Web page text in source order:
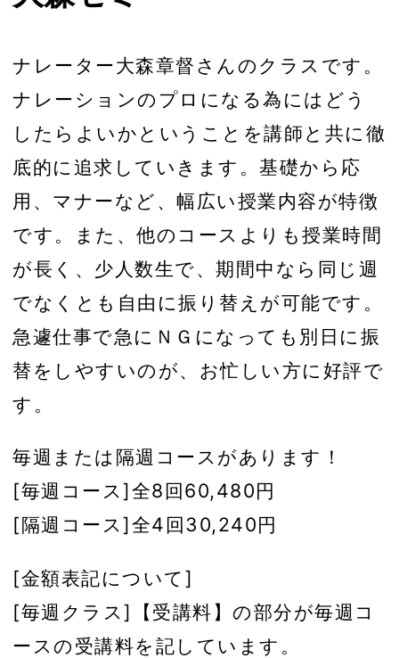
ナレーター大森章督さんのクラスです。
ナレーションのプロになる為にはどう
したらよいかということを講師と共に徹
底的に追求していきます。基礎から応
用、マナーなど、幅広い授業内容が特徴
です。また、他のコースよりも授業時間
が長く、少人数生で、期間中なら同じ週
でなくとも自由に振り替えが可能です。
急遽仕事で急にＮＧになっても別日に振
替をしやすいのが、お忙しい方に好評で
す。
毎週または隔週コースがあります！
[毎週コース]全8回60,480円
[隔週コース]全4回30,240円
[金額表記について]
[毎週クラス]【受講料】の部分が毎週コ
ースの受講料を記しています。